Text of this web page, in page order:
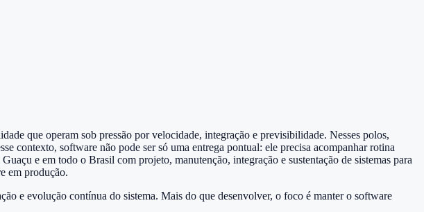
que operam sob pressão por velocidade, integração e previsibilidade. Nesses polos,
contexto, software não pode ser só uma entrega pontual: ele precisa acompanhar rotina
e em todo o Brasil com projeto, manutenção, integração e sustentação de sistemas para
em produção.
e evolução contínua do sistema. Mais do que desenvolver, o foco é manter o software